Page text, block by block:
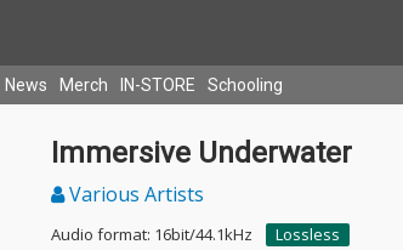
News Merch IN-STORE Schooling
Immersive Underwater
Various Artists
Audio format: 16bit/44.1kHz
Lossless